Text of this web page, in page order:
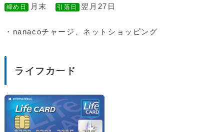
締め日 月末 引落日 翌月27日
・nanacoチャージ、ネットショッピング
ライフカード